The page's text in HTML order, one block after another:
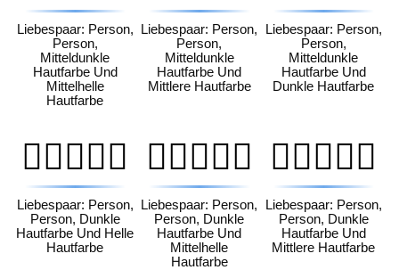
Liebespaar: Person,
Person,
Mitteldunkle
Hautfarbe Und
Mittelhelle
Hautfarbe
Liebespaar: Person,
Person,
Mitteldunkle
Hautfarbe Und
Mittlere Hautfarbe
Liebespaar: Person,
Person,
Mitteldunkle
Hautfarbe Und
Dunkle Hautfarbe
🧑🏿‍❤️‍🧑🏻
Liebespaar: Person,
Person, Dunkle
Hautfarbe Und Helle
Hautfarbe
🧑🏿‍❤️‍🧑🏼
Liebespaar: Person,
Person, Dunkle
Hautfarbe Und
Mittelhelle
Hautfarbe
🧑🏿‍❤️‍🧑🏽
Liebespaar: Person,
Person, Dunkle
Hautfarbe Und
Mittlere Hautfarbe